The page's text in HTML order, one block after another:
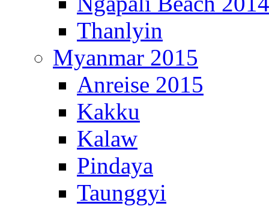
Thanlyin
Myanmar 2015
Anreise 2015
Kakku
Kalaw
Pindaya
Taunggyi